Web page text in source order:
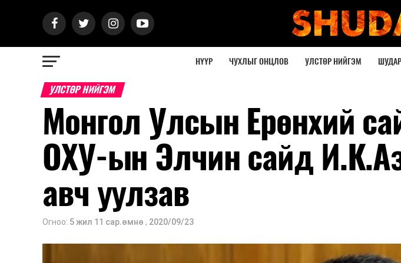
НҮҮР ЧУХЛЫГ ОНЦЛОВ УЛСТӨР НИЙГЭМ
УЛСТӨР НИЙГЭМ
Монгол Улсын Ерөнхий
ОХУ-ын Элчин сайд
авч уулзав
Огноо: 5 жил 11 сар.өмнө , 2020/09/23